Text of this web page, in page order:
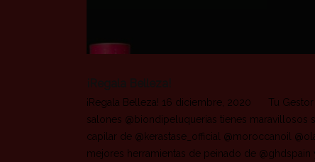
¡Regala Belleza!
¡Regala Belleza! 16 diciembre, 2020 Tu
salones @biondipeluquerias tienes
capilar de @kerastase_official @moroccanoil
mejores herramientas de peinado de